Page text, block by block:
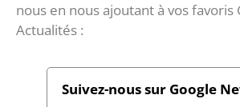
nous en nous ajoutant à vos favoris
Actualités :
Suivez-nous sur Google